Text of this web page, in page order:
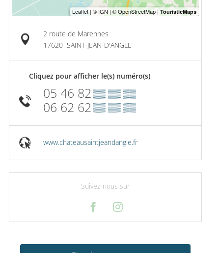
2 route de Marennes
17620 SAINT-JEAN-D'ANGLE
Cliquez pour afficher le(s) numéro(s)
05 46 82 ▒▒ ▒▒ ▒▒
06 62 62 ▒▒ ▒▒ ▒▒
www.chateausaintjeandangle.fr
Suivez-nous sur